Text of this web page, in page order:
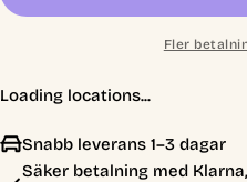
Fler
Loading locations...
Snabb leverans 1–3 dagar
Säker betalning med